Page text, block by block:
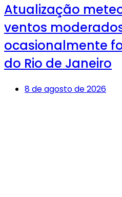
Atualização
ventos
ocasionalmente
do Rio de Janeiro
8 de agosto de 2026